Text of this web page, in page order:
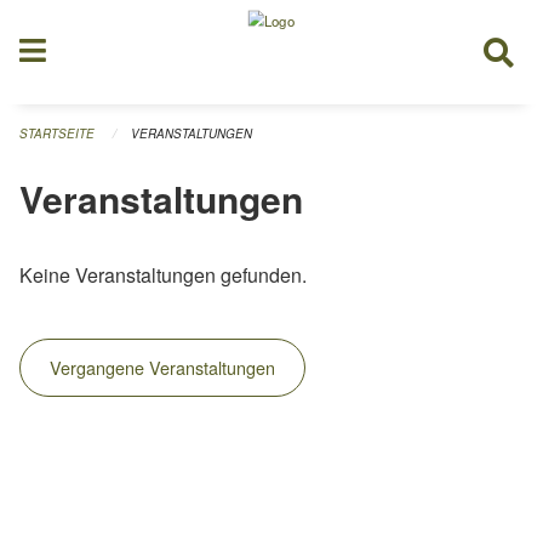
STARTSEITE VERANSTALTUNGEN
Veranstaltungen
Keine Veranstaltungen gefunden.
Vergangene Veranstaltungen